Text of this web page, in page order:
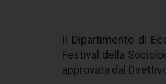
Il Dipartimento di
Festival della
approvata dal